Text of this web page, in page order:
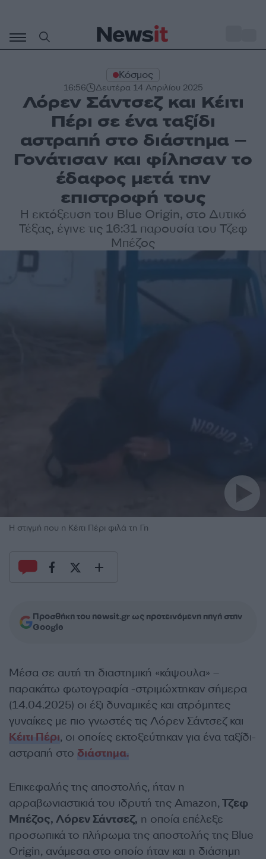
περιεχόμενο
Κόσμος
16:56 Δευτέρα 14 Απριλίου 2025
Λόρεν Σάντσεζ και Κέιτι
Πέρι σε ένα ταξίδι
αστραπή στο διάστημα –
Γονάτισαν και φίλησαν το
έδαφος μετά την
επιστροφή τους
Η εκτόξευση του Blue Origin, στο Δυτικό
Τέξας, έγινε τις 16:31 παρουσία του Τζεφ
Μπέζος
Η στιγμή που η Κέιτι Πέρι φιλά τη Γη
Προσθήκη του newsit.gr ως προτεινόμενη πηγή στην
Google
Μέσα σε αυτή τη διαστημική «κάψουλα» –
παρακάτω φωτογραφία -στριμώχτηκαν σήμερα
(14.04.2025) οι έξι δυναμικές και ατρόμητες
γυναίκες με πιο γνωστές τις Λόρεν Σάντσεζ και
Κέιτι Πέρι, οι οποίες εκτοξεύτηκαν για ένα ταξίδι-
αστραπή στο διάστημα.
Επικεφαλής της αποστολής, ήταν η
αρραβωνιαστικιά του ιδρυτή της Amazon, Τζεφ
Μπέζος, Λόρεν Σάντσεζ, η οποία επέλεξε
προσωπικά το πλήρωμα της αποστολής της Blue
Origin, ανάμεσα στο οποίο ήταν και η διάσημη